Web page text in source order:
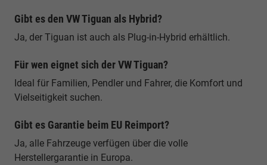
Gibt es den VW Tiguan als Hybrid?
Ja, der Tiguan ist auch als Plug-in-Hybrid erhältlich.
Für wen eignet sich der VW Tiguan?
Ideal für Familien, Pendler und Fahrer, die Komfort und
Vielseitigkeit suchen.
Gibt es Garantie beim EU Reimport?
Ja, alle Fahrzeuge verfügen über die volle
Herstellergarantie in Europa.